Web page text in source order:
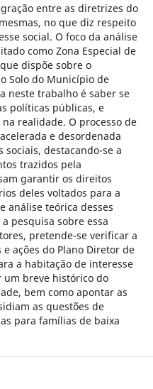
entre as diretrizes do
no que diz respeito
social. O foco da análise
como Zona Especial de
dispõe sobre o
Solo do Município de
neste trabalho é saber se
políticas públicas, e
realidade. O processo de
e desordenada
destacando-se a
trazidos pela
garantir os direitos
deles voltados para a
análise teórica desses
pesquisa sobre essa
pretende-se verificar a
ações do Plano Diretor de
a habitação de interesse
um breve histórico do
bem como apontar as
as questões de
para famílias de baixa